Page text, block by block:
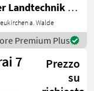
der
Strasser Landtechnik GmbH
a. Walde
Premium Plus
7
Prezzo
su